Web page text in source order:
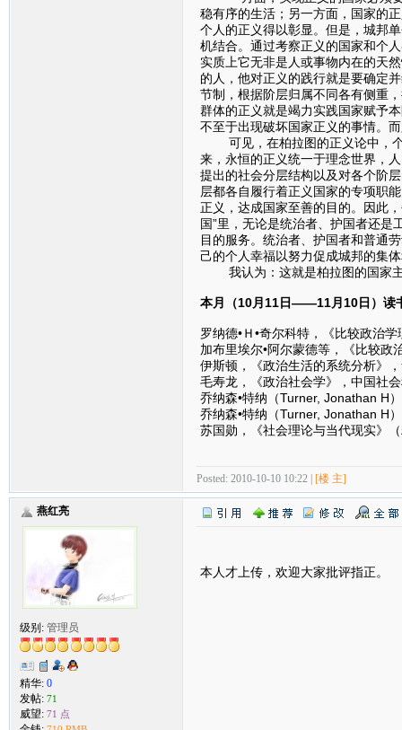
稳有序的生活；另一方面，国家的
个人的正义得以彰显。但是，城邦
机结合。通过考察正义的国家和个
实质上它无非是人或事物内在的天
的人，他对正义的践行就是要确定
节制，根据阶层归属不同各有侧重
群体的正义就是竭力实践国家赋予
不至于出现破坏国家正义的事情。
可见，在柏拉图的正义论中，个
来，永恒的正义统一于理念世界，
提出的社会分层结构以及对各个阶
层都各自履行着正义国家的专项职
正义，达成国家至善的目的。因此
国”里，无论是统治者、护国者还
目的服务。统治者、护国者和普通
己的个人幸福以努力促成城邦的集
我认为：这就是柏拉图的国家
本月（10月11日——11月10日）读
罗纳德•Ｈ•奇尔科特，《比较政治
加布里埃尔•阿尔蒙德等，《比较
伊斯顿，《政治生活的系统分析》
毛寿龙，《政治社会学》，中国社
乔纳森•特纳（Turner, Jonathan H
乔纳森•特纳（Turner, Jonathan H
苏国勋，《社会理论与当代现实》
Posted: 2010-10-10 10:22 | [楼 主]
燕红亮
级别: 管理员
精华: 0
发帖: 71
威望: 71 点
本人才上传，欢迎大家批评指正。